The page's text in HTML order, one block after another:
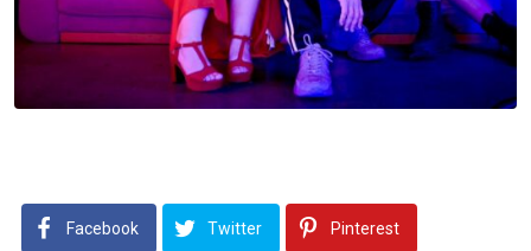
Facebook Twitter Pinterest